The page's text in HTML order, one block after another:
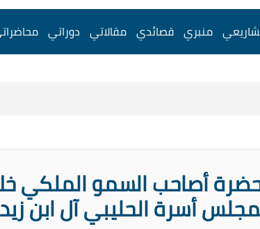
منبري قصائدي مقالاتي دوراتي
أصاحب السمو الملكي
أسرة الحليبي آل ابن زيد